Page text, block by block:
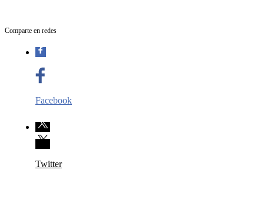
Comparte en redes
Facebook
Twitter